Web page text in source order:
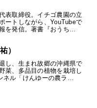
表取締役。イチゴ農園の立
ートしながら、YouTubeで
を発信。著書『おうち…
）
し、生まれ故郷の沖縄県で
菜、多品目の植物を栽培し
ネル「けんゆーの農ラ…